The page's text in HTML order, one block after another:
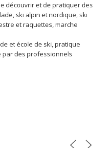
découvrir et de pratiquer des
ski alpin et nordique, ski
et raquettes, marche
et école de ski, pratique
par des professionnels